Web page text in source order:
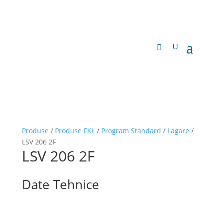
Produse / Produse FKL/ Program Standard / Lagare /
LSV 206 2F
LSV 206 2F
Date Tehnice